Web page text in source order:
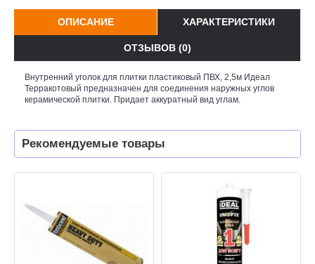
ОПИСАНИЕ ХАРАКТЕРИСТИКИ
ОТЗЫВОВ (0)
Внутренний уголок для плитки пластиковый ПВХ, 2,5м Идеал
Терракотовый предназначен для соединения наружных углов
керамической плитки. Придает аккуратный вид углам.
Рекомендуемые товары